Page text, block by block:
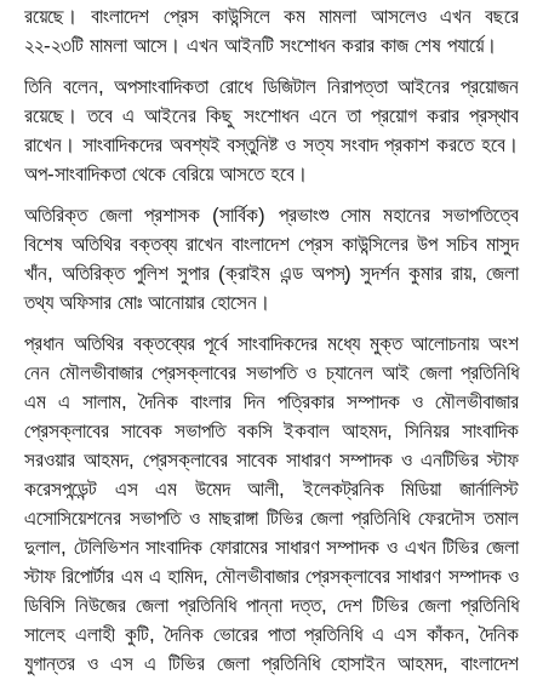
রয়েছে। বাংলাদেশ প্রেস কাউন্সিলে কম মামলা আসলেও এখন বছরে
২২-২৩টি মামলা আসে। এখন আইনটি সংশোধন করার কাজ শেষ পযার্য়ে।
তিনি বলেন, অপসাংবাদিকতা রোধে ডিজিটাল নিরাপত্তা আইনের প্রয়োজন
রয়েছে। তবে এ আইনের কিছু সংশোধন এনে তা প্রয়োগ করার প্রস্থাব
রাখেন। সাংবাদিকদের অবশ্যই বস্তুনিষ্ট ও সত্য সংবাদ প্রকাশ করতে হবে।
অপ-সাংবাদিকতা থেকে বেরিয়ে আসতে হবে।
অতিরিক্ত জেলা প্রশাসক (সার্বিক) প্রভাংশু সোম মহানের সভাপতিত্বে
বিশেষ অতিথির বক্তব্য রাখেন বাংলাদেশ প্রেস কাউন্সিলের উপ সচিব মাসুদ
খাঁন, অতিরিক্ত পুলিশ সুপার (ক্রাইম এন্ড অপস্) সুদর্শন কুমার রায়, জেলা
তথ্য অফিসার মোঃ আনোয়ার হোসেন।
প্রধান অতিথির বক্তব্যের পূর্বে সাংবাদিকদের মধ্যে মুক্ত আলোচনায় অংশ
নেন মৌলভীবাজার প্রেসক্লাবের সভাপতি ও চ্যানেল আই জেলা প্রতিনিধি
এম এ সালাম, দৈনিক বাংলার দিন পত্রিকার সম্পাদক ও মৌলভীবাজার
প্রেসক্লাবের সাবেক সভাপতি বকসি ইকবাল আহমদ, সিনিয়র সাংবাদিক
সরওয়ার আহমদ, প্রেসক্লাবের সাবেক সাধারণ সম্পাদক ও এনটিভির স্টাফ
করেসপন্ডেন্ট এস এম উমেদ আলী, ইলেকট্রনিক মিডিয়া জার্নালিস্ট
এসোসিয়েশনের সভাপতি ও মাছরাঙ্গা টিভির জেলা প্রতিনিধি ফেরদৌস তমাল
দুলাল, টেলিভিশন সাংবাদিক ফোরামের সাধারণ সম্পাদক ও এখন টিভির জেলা
স্টাফ রিপোর্টার এম এ হামিদ, মৌলভীবাজার প্রেসক্লাবের সাধারণ সম্পাদক ও
ডিবিসি নিউজের জেলা প্রতিনিধি পান্না দত্ত, দেশ টিভির জেলা প্রতিনিধি
সালেহ এলাহী কুটি, দৈনিক ভোরের পাতা প্রতিনিধি এ এস কাঁকন, দৈনিক
যুগান্তর ও এস এ টিভির জেলা প্রতিনিধি হোসাইন আহমদ, বাংলাদেশ